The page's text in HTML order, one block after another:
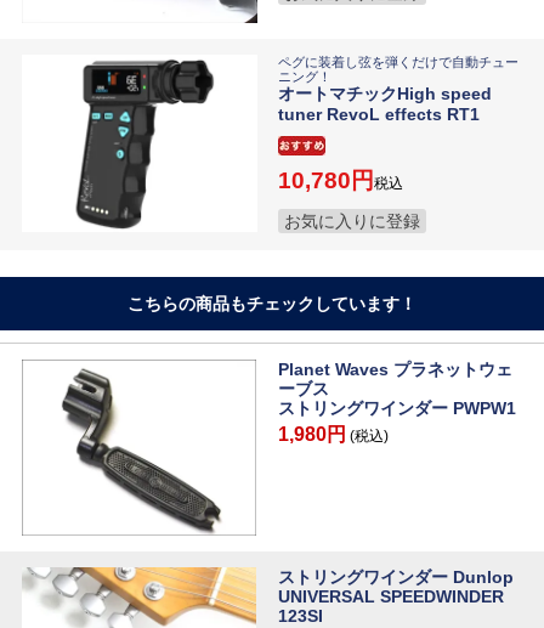
ペグに装着し弦を弾くだけで自動チュー
ニング！
オートマチックHigh speed
tuner RevoL effects RT1
10,780 税込
お気に入りに登録
こちらの商品もチェックしています！
Planet Waves プラネットウェ
ーブス
ストリングワインダー PWPW1
1,980円 (税込)
ストリングワインダー Dunlop
UNIVERSAL SPEEDWINDER
123SI